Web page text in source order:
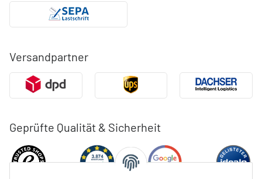
Versandpartner
Geprüfte Qualität & Sicherheit